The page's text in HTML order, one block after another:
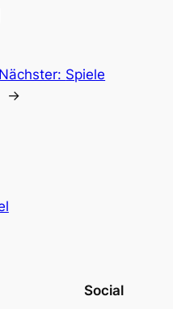
Nächster: Spiele
→
Social